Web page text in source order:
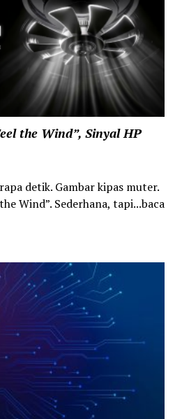
the Wind”, Sinyal HP
detik. Gambar kipas muter.
Wind”. Sederhana, tapi...baca